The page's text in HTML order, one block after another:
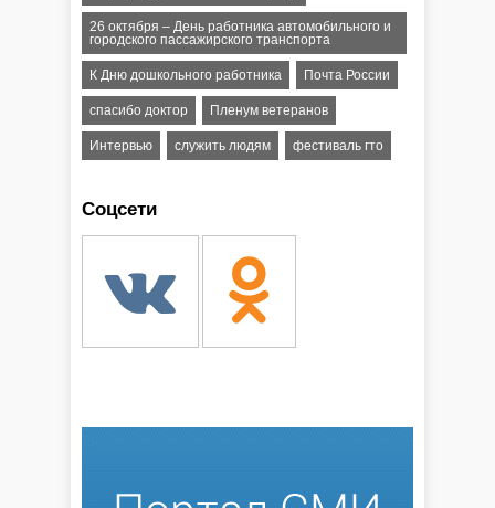
26 октября – День работника автомобильного и
городского пассажирского транспорта
К Дню дошкольного работника Почта России
спасибо доктор Пленум ветеранов
Интервью служить людям фестиваль гто
Соцсети